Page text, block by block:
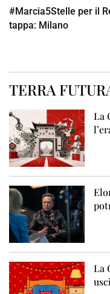
#Marcia5Stelle per il
tappa: Milano
TERRA
La
La